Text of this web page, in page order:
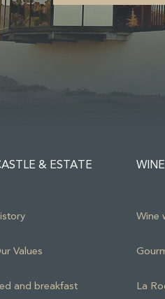
& ESTATE
Values
and breakfast
Wine
La